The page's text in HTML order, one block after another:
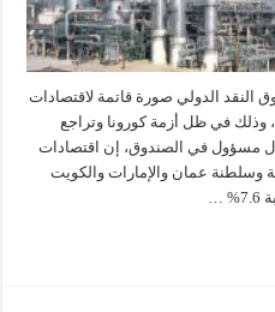
الدولي صورة قاتمة لاقتصادات
وذلك في ظل أزمة كورونا وتراجع
مسؤول في الصندوق، إن اقتصادات
وسلطنة عمان والإمارات والكويت
…